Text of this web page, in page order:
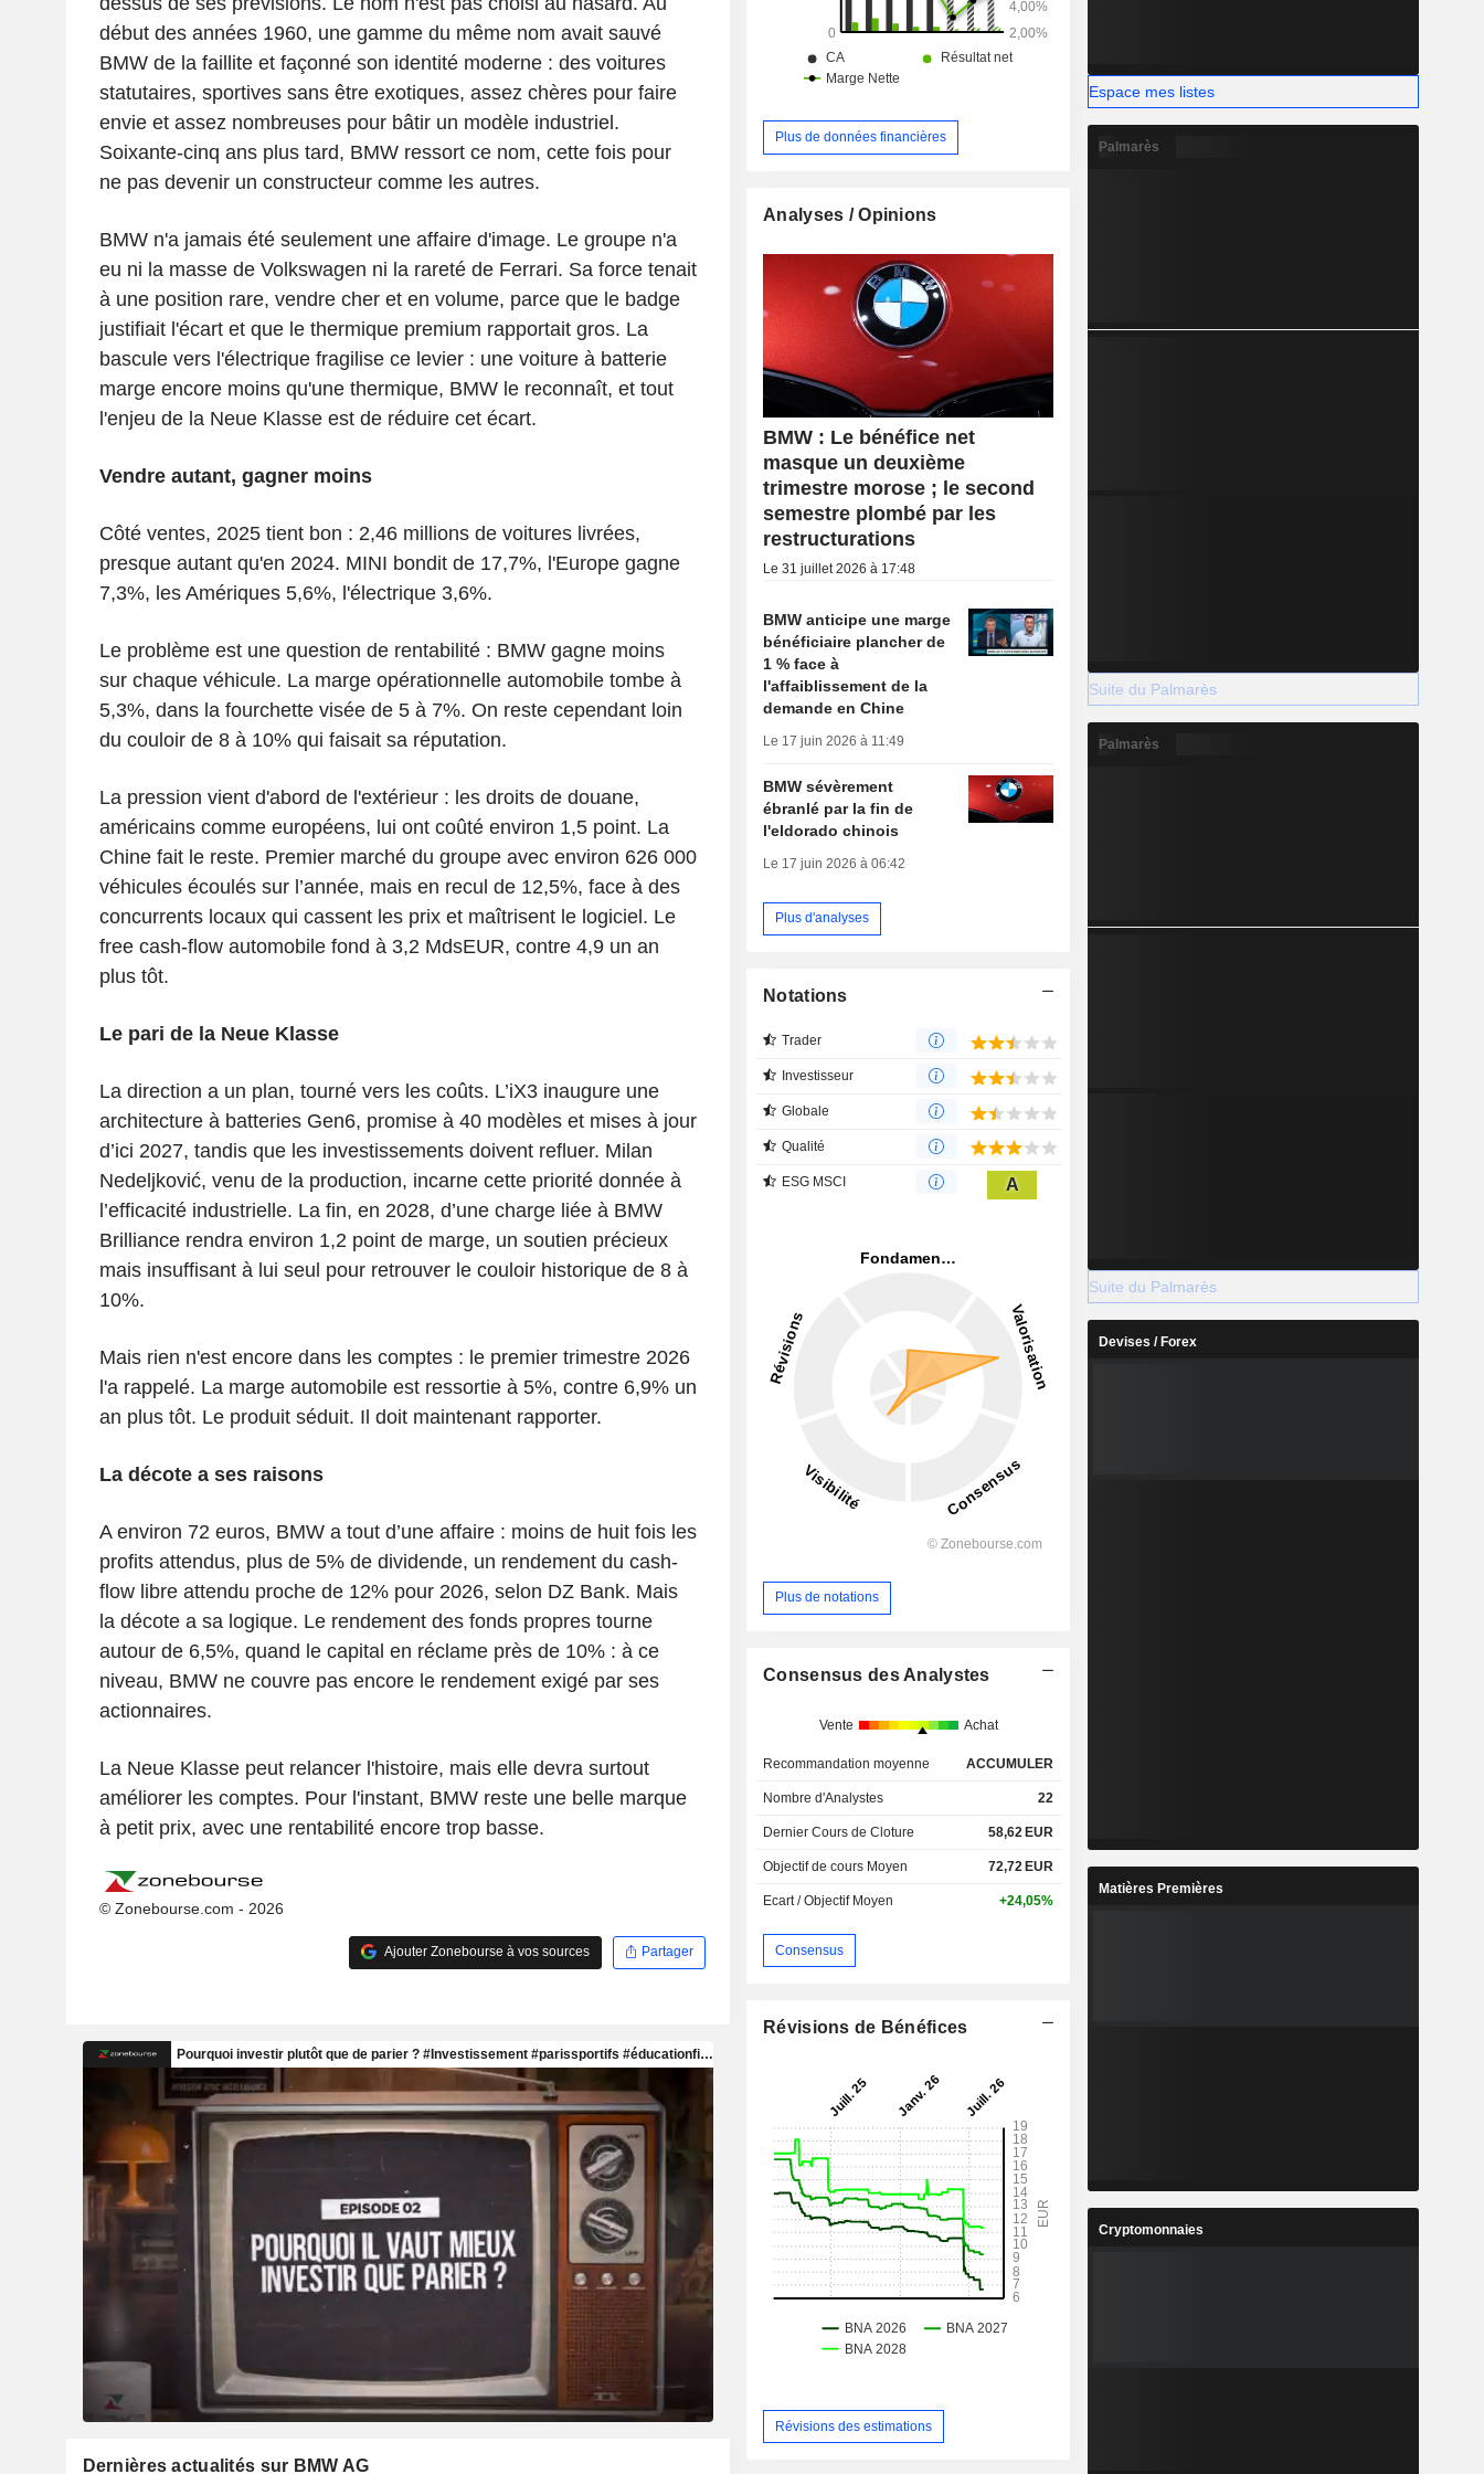
début des années 1960, une gamme du même nom avait sauvé
BMW de la faillite et façonné son identité moderne : des voitures
statutaires, sportives sans être exotiques, assez chères pour faire
envie et assez nombreuses pour bâtir un modèle industriel.
Soixante-cinq ans plus tard, BMW ressort ce nom, cette fois pour
ne pas devenir un constructeur comme les autres.
BMW n'a jamais été seulement une affaire d'image. Le groupe n'a
eu ni la masse de Volkswagen ni la rareté de Ferrari. Sa force tenait
à une position rare, vendre cher et en volume, parce que le badge
justifiait l'écart et que le thermique premium rapportait gros. La
bascule vers l'électrique fragilise ce levier : une voiture à batterie
marge encore moins qu'une thermique, BMW le reconnaît, et tout
l'enjeu de la Neue Klasse est de réduire cet écart.
Vendre autant, gagner moins
Côté ventes, 2025 tient bon : 2,46 millions de voitures livrées,
presque autant qu'en 2024. MINI bondit de 17,7%, l'Europe gagne
7,3%, les Amériques 5,6%, l'électrique 3,6%.
Le problème est une question de rentabilité : BMW gagne moins
sur chaque véhicule. La marge opérationnelle automobile tombe à
5,3%, dans la fourchette visée de 5 à 7%. On reste cependant loin
du couloir de 8 à 10% qui faisait sa réputation.
La pression vient d'abord de l'extérieur : les droits de douane,
américains comme européens, lui ont coûté environ 1,5 point. La
Chine fait le reste. Premier marché du groupe avec environ 626 000
véhicules écoulés sur l’année, mais en recul de 12,5%, face à des
concurrents locaux qui cassent les prix et maîtrisent le logiciel. Le
free cash-flow automobile fond à 3,2 MdsEUR, contre 4,9 un an
plus tôt.
Le pari de la Neue Klasse
La direction a un plan, tourné vers les coûts. L’iX3 inaugure une
architecture à batteries Gen6, promise à 40 modèles et mises à jour
d’ici 2027, tandis que les investissements doivent refluer. Milan
Nedeljković, venu de la production, incarne cette priorité donnée à
l’efficacité industrielle. La fin, en 2028, d’une charge liée à BMW
Brilliance rendra environ 1,2 point de marge, un soutien précieux
mais insuffisant à lui seul pour retrouver le couloir historique de 8 à
10%.
Mais rien n'est encore dans les comptes : le premier trimestre 2026
l'a rappelé. La marge automobile est ressortie à 5%, contre 6,9% un
an plus tôt. Le produit séduit. Il doit maintenant rapporter.
La décote a ses raisons
A environ 72 euros, BMW a tout d’une affaire : moins de huit fois les
profits attendus, plus de 5% de dividende, un rendement du cash-
flow libre attendu proche de 12% pour 2026, selon DZ Bank. Mais
la décote a sa logique. Le rendement des fonds propres tourne
autour de 6,5%, quand le capital en réclame près de 10% : à ce
niveau, BMW ne couvre pas encore le rendement exigé par ses
actionnaires.
La Neue Klasse peut relancer l'histoire, mais elle devra surtout
améliorer les comptes. Pour l'instant, BMW reste une belle marque
à petit prix, avec une rentabilité encore trop basse.
© Zonebourse.com - 2026
Ajouter Zonebourse à vos sources Partager
Dernières actualités sur BMW AG
Plus de données financières
Analyses / Opinions
BMW : Le bénéfice net
masque un deuxième
trimestre morose ; le second
semestre plombé par les
restructurations
Le 31 juillet 2026 à 17:48
BMW anticipe une marge
bénéficiaire plancher de
1 % face à
l'affaiblissement de la
demande en Chine
Le 17 juin 2026 à 11:49
BMW sévèrement
ébranlé par la fin de
l'eldorado chinois
Le 17 juin 2026 à 06:42
Plus d'analyses
Notations
Trader
Investisseur
Globale
Qualité
ESG MSCI A
Plus de notations
Consensus des Analystes
Vente Achat
Recommandation moyenne ACCUMULER
Nombre d'Analystes 22
Dernier Cours de Cloture 58,62 EUR
Objectif de cours Moyen 72,72 EUR
Ecart / Objectif Moyen +24,05%
Consensus
Révisions de Bénéfices
Révisions des estimations
Espace mes listes
Palmarès
Suite du Palmarès
Palmarès
Suite du Palmarès
Devises / Forex
Matières Premières
Cryptomonnaies